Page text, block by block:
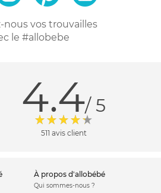
nous vos trouvailles
le #allobebe
4.4/ 5
511 avis client
à propos d'allobébé
Qui sommes-nous ?